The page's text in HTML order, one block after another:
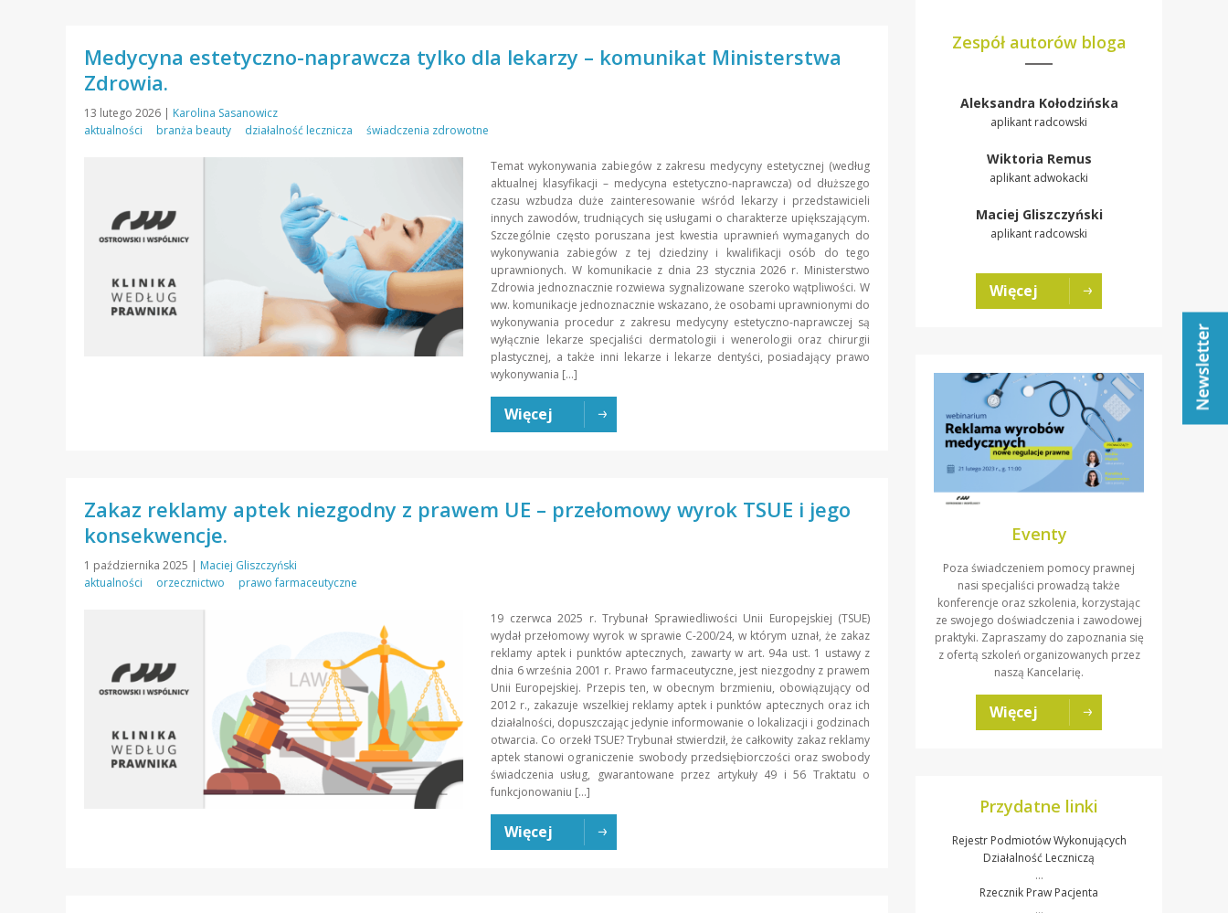
Medycyna estetyczno-naprawcza tylko dla lekarzy – komunikat Ministerstwa
Zdrowia.
13 lutego 2026 | Karolina Sasanowicz
aktualności
branża beauty działalność lecznicza świadczenia zdrowotne
Temat wykonywania zabiegów z zakresu medycyny estetycznej (według
aktualnej klasyfikacji – medycyna estetyczno-naprawcza) od dłuższego
czasu wzbudza duże zainteresowanie wśród lekarzy i przedstawicieli
innych zawodów, trudniących się usługami o charakterze upiększającym.
Szczególnie często poruszana jest kwestia uprawnień wymaganych do
wykonywania zabiegów z tej dziedziny i kwalifikacji osób do tego
uprawnionych. W komunikacie z dnia 23 stycznia 2026 r. Ministerstwo
Zdrowia jednoznacznie rozwiewa sygnalizowane szeroko wątpliwości. W
ww. komunikacje jednoznacznie wskazano, że osobami uprawnionymi do
wykonywania procedur z zakresu medycyny estetyczno-naprawczej są
wyłącznie lekarze specjaliści dermatologii i wenerologii oraz chirurgii
plastycznej, a także inni lekarze i lekarze dentyści, posiadający prawo
wykonywania […]
Więcej
Zakaz reklamy aptek niezgodny z prawem UE – przełomowy wyrok TSUE i jego
konsekwencje.
1 października 2025 | Maciej Gliszczyński
aktualności
orzecznictwo prawo farmaceutyczne
19 czerwca 2025 r. Trybunał Sprawiedliwości Unii Europejskiej (TSUE)
wydał przełomowy wyrok w sprawie C-200/24, w którym uznał, że zakaz
reklamy aptek i punktów aptecznych, zawarty w art. 94a ust. 1 ustawy z
dnia 6 września 2001 r. Prawo farmaceutyczne, jest niezgodny z prawem
Unii Europejskiej. Przepis ten, w obecnym brzmieniu, obowiązujący od
2012 r., zakazuje wszelkiej reklamy aptek i punktów aptecznych oraz ich
działalności, dopuszczając jedynie informowanie o lokalizacji i godzinach
otwarcia. Co orzekł TSUE? Trybunał stwierdził, że całkowity zakaz reklamy
aptek stanowi ograniczenie swobody przedsiębiorczości oraz swobody
świadczenia usług, gwarantowane przez artykuły 49 i 56 Traktatu o
funkcjonowaniu […]
Więcej
Zespół autorów bloga
Aleksandra Kołodzińska
aplikant radcowski
Wiktoria Remus
aplikant adwokacki
Maciej Gliszczyński
aplikant radcowski
Więcej
Eventy
Poza świadczeniem pomocy prawnej
nasi specjaliści prowadzą także
konferencje oraz szkolenia, korzystając
ze swojego doświadczenia i zawodowej
praktyki. Zapraszamy do zapoznania się
z ofertą szkoleń organizowanych przez
naszą Kancelarię.
Więcej
Przydatne linki
Rejestr Podmiotów Wykonujących
Działalność Leczniczą
…
Rzecznik Praw Pacjenta
…